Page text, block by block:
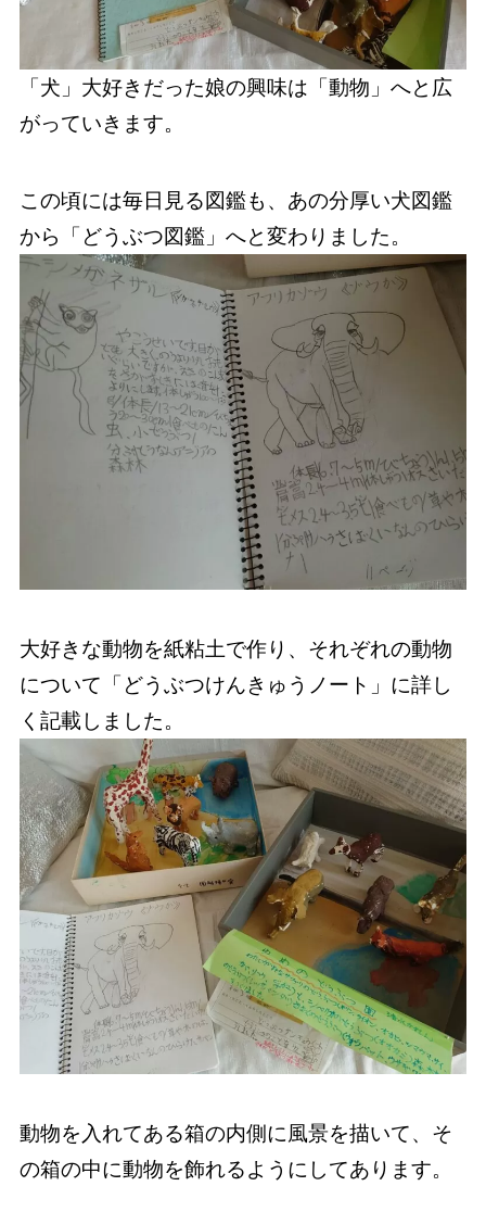
「犬」大好きだった娘の興味は「動物」へと広
がっていきます。
この頃には毎日見る図鑑も、あの分厚い犬図鑑
から「どうぶつ図鑑」へと変わりました。
大好きな動物を紙粘土で作り、それぞれの動物
について「どうぶつけんきゅうノート」に詳し
く記載しました。
動物を入れてある箱の内側に風景を描いて、そ
の箱の中に動物を飾れるようにしてあります。